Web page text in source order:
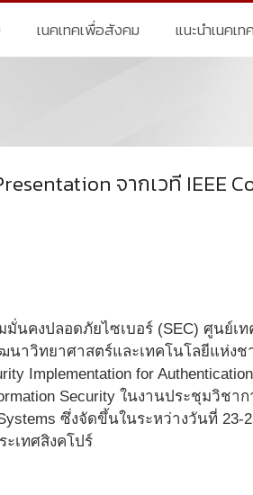
เนคเทคเพื่อสังคม แนะนำเนคเทค
จากเวที IEEE
คงปลอดภัยไซเบอร์ (SEC) ศูนย์เท
นาวิทยาศาสตร์และเทคโนโลยีแห่ง
Implementation for
Security ในงานประชุมวิชาก
ซึ่งจัดขึ้นในระหว่างวันที่
ะเทศสิงคโปร์